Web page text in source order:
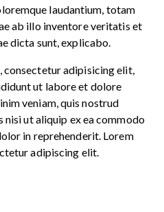
laudantium, totam
ab illo inventore veritatis et
dicta sunt, explicabo.
consectetur adipisicing elit,
ut labore et dolore
veniam, quis nostrud
ut aliquip ex ea commodo
in reprehenderit. Lorem
adipiscing elit.